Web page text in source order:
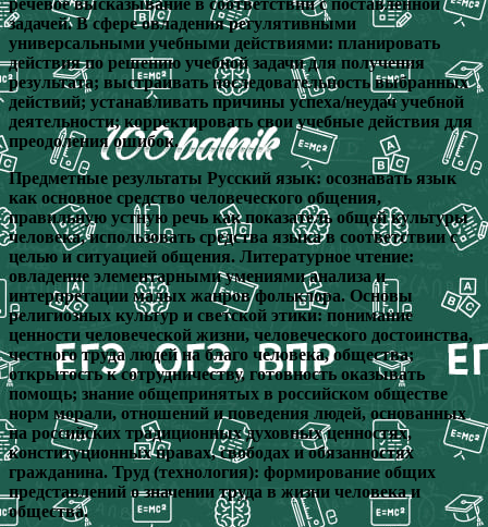
задачей. В сфере овладения регулятивными
универсальными учебными действиями: планировать
действия по решению учебной задачи для получения
результата; выстраивать последовательность выбранных
действий; устанавливать причины успеха/неудач учебной
деятельности; корректировать свои учебные действия для
преодоления ошибок.
Предметные результаты Русский язык: осознавать язык
как основное средство человеческого общения,
правильную устную речь как показатель общей культуры
человека, использовать средства языка в соответствии с
целью и ситуацией общения. Литературное чтение:
овладение элементарными умениями анализа и
интерпретации малых жанров фольклора. Основы
религиозных культур и светской этики: понимание
ценности человеческой жизни, человеческого достоинства,
честного труда людей на благо человека, общества;
открытость к сотрудничеству, готовность оказывать
помощь; знание общепринятых в российском обществе
норм морали, отношений и поведения людей, основанных
на российских традиционных духовных ценностях,
конституционных правах, свободах и обязанностях
гражданина. Труд (технология): формирование общих
представлений о значении труда в жизни человека и
общества.